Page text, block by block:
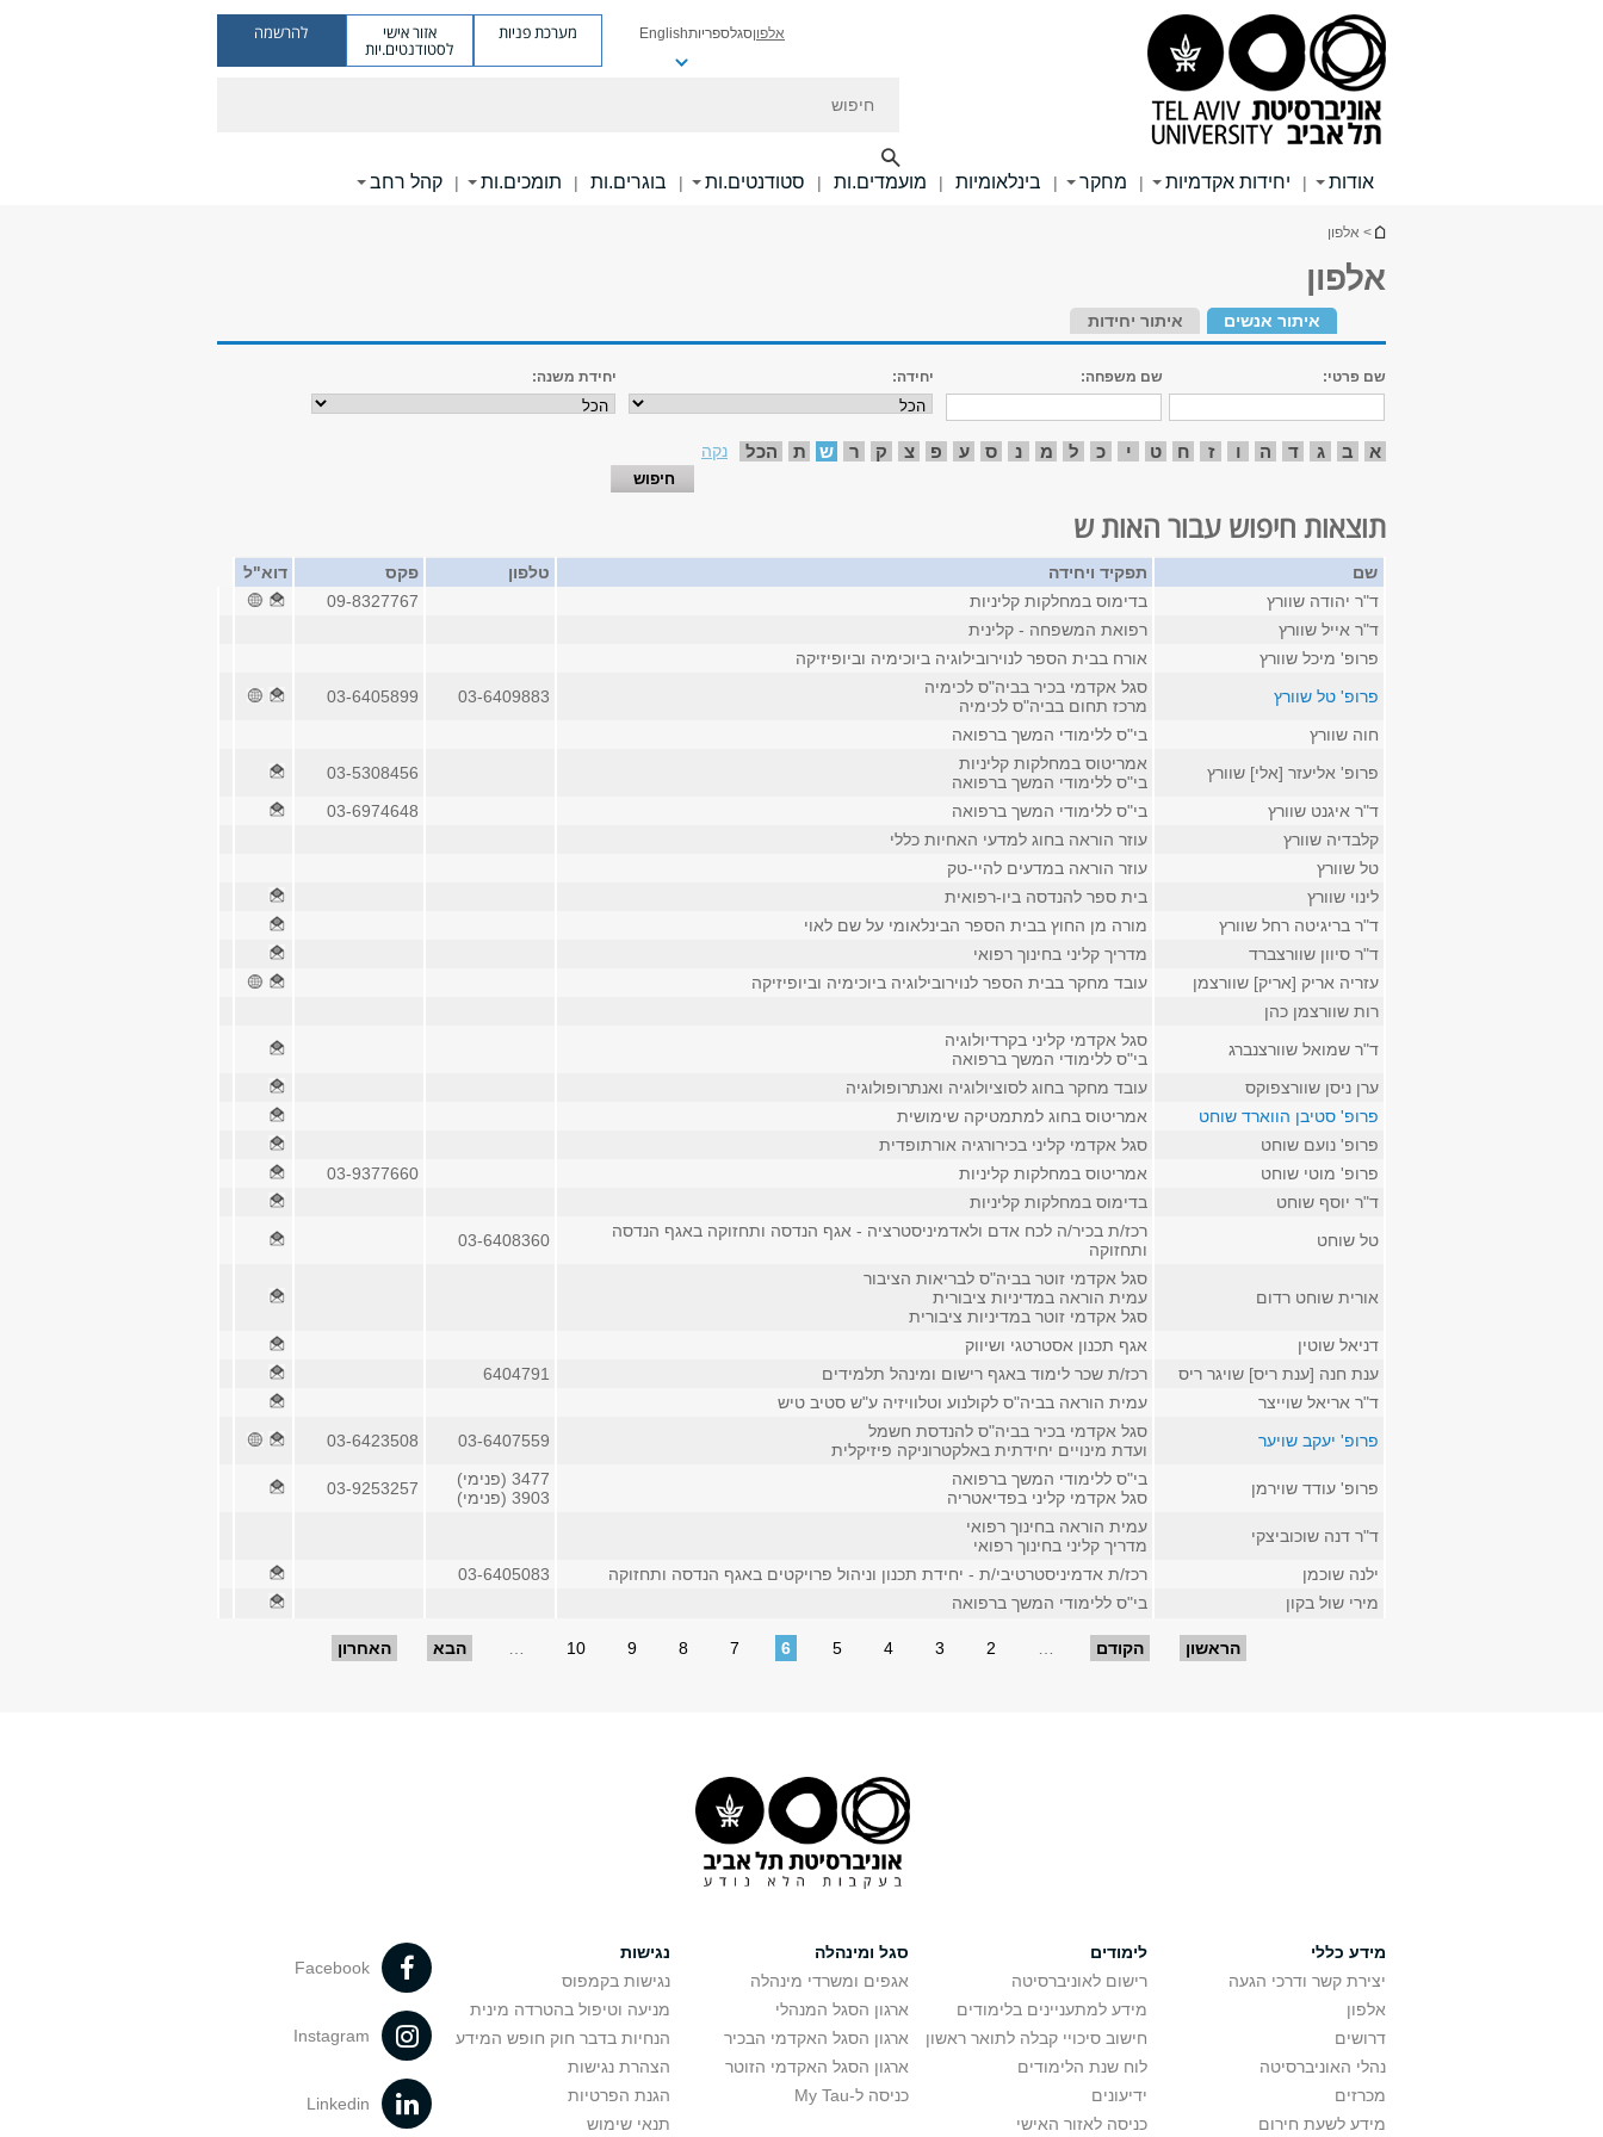
אלפוןסגלספריותEnglish מערכת פניות אזור אישי
לסטודנטים.יות
להרשמה
אודות | יחידות אקדמיות | מחקר | בינלאומיות | מועמדים.ות | סטודנטים.ות | בוגרים.ות | תומכים.ות | קהל רחב
הינך נמצא כאן
> אלפון
אלפון
איתור אנשים איתור יחידות
שם פרטי: שם משפחה: יחידה: יחידת משנה:
א ב ג ד ה ו ז ח ט י כ ל מ נ ס ע פ צ ק ר ש ת הכל נקה
תוצאות חיפוש עבור האות ש
שם תפקיד ויחידה טלפון פקס
דוא"ל
ד"ר יהודה שוורץ
בדימוס במחלקות קליניות
09-8327767
ד"ר אייל שוורץ
רפואת המשפחה - קלינית
פרופ' מיכל שוורץ
אורח בבית הספר לנוירובילוגיה ביוכימיה וביופיזיקה
פרופ' טל שוורץ
סגל אקדמי בכיר בביה"ס לכימיה
מרכז תחום בביה"ס לכימיה
03-6409883
03-6405899
חוה שוורץ
בי"ס ללימודי המשך ברפואה
פרופ' אליעזר [אלי] שוורץ
אמריטוס במחלקות קליניות
בי"ס ללימודי המשך ברפואה
03-5308456
ד"ר איגנט שוורץ
בי"ס ללימודי המשך ברפואה
03-6974648
קלבדיה שוורץ
עוזר הוראה בחוג למדעי האחיות כללי
טל שוורץ
עוזר הוראה במדעים להיי-טק
לינוי שוורץ
בית ספר להנדסה ביו-רפואית
ד"ר בריגיטה רחל שוורץ
מורה מן החוץ בבית הספר הבינלאומי על שם לאוי
ד"ר סיוון שוורצברד
מדריך קליני בחינוך רפואי
עזריה אריק [אריק] שוורצמן
עובד מחקר בבית הספר לנוירובילוגיה ביוכימיה וביופיזיקה
רות שוורצמן כהן
ד"ר שמואל שוורצנברג
סגל אקדמי קליני בקרדיולוגיה
בי"ס ללימודי המשך ברפואה
ערן ניסן שוורצפוקס
עובד מחקר בחוג לסוציולוגיה ואנתרופולוגיה
פרופ' סטיבן הווארד שוחט
אמריטוס בחוג למתמטיקה שימושית
פרופ' נועם שוחט
סגל אקדמי קליני בכירורגיה אורתופדית
פרופ' מוטי שוחט
אמריטוס במחלקות קליניות
03-9377660
ד"ר יוסף שוחט
בדימוס במחלקות קליניות
טל שוחט
רכז/ת בכיר/ה לכח אדם ולאדמיניסטרציה - אגף הנדסה ותחזוקה באגף הנדסה
ותחזוקה
03-6408360
אורית שוחט רדום
סגל אקדמי זוטר בביה"ס לבריאות הציבור
עמית הוראה במדיניות ציבורית
סגל אקדמי זוטר במדיניות ציבורית
דניאל שוטין
אגף תכנון אסטרטגי ושיווק
ענת חנה [ענת ריס] שויגר ריס
רכז/ת שכר לימוד באגף רישום ומינהל תלמידים
6404791
ד"ר אריאל שוייצר
עמית הוראה בביה"ס לקולנוע וטלוויזיה ע"ש סטיב טיש
פרופ' יעקב שויער
סגל אקדמי בכיר בביה"ס להנדסת חשמל
ועדת מינויים יחידתית באלקטרוניקה פיזיקלית
03-6407559
03-6423508
פרופ' עודד שוירמן
בי"ס ללימודי המשך ברפואה
סגל אקדמי קליני בפדיאטריה
3477 (פנימי)
3903 (פנימי)
03-9253257
ד"ר דנה שוכוביצקי
עמית הוראה בחינוך רפואי
מדריך קליני בחינוך רפואי
ילנה שוכמן
רכז/ת אדמיניסטרטיבי/ת - יחידת תכנון וניהול פרויקטים באגף הנדסה ותחזוקה
03-6405083
מירי שול בקון
בי"ס ללימודי המשך ברפואה
הראשון הקודם 2
3
4
5
6
7
8
9
10 הבא האחרון
מידע כללי
יצירת קשר ודרכי הגעה
אלפון
דרושים
נהלי האוניברסיטה
מכרזים
מידע לשעת חירום
לימודים
רישום לאוניברסיטה
מידע למתעניינים בלימודים
חישוב סיכויי קבלה לתואר ראשון
לוח שנת הלימודים
ידיעונים
כניסה לאזור האישי
סגל ומינהלה
אגפים ומשרדי מינהלה
ארגון הסגל המנהלי
ארגון הסגל האקדמי הבכיר
ארגון הסגל האקדמי הזוטר
כניסה ל-My Tau
נגישות
נגישות בקמפוס
מניעה וטיפול בהטרדה מינית
הנחיות בדבר חוק חופש המידע
הצהרת נגישות
הגנת הפרטיות
תנאי שימוש
Facebook
Instagram
Linkedin